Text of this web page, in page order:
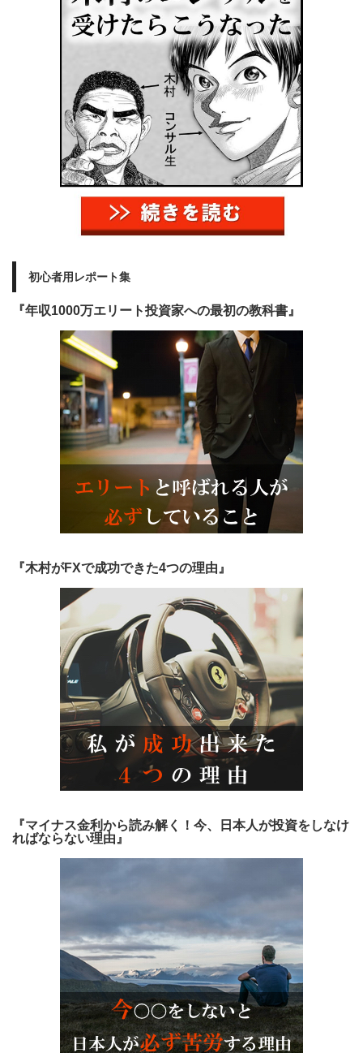
初心者用レポート集
『年収1000万エリート投資家への最初の教科書』
『木村がFXで成功できた4つの理由』
『マイナス金利から読み解く！今、日本人が投資をしなけ
ればならない理由』